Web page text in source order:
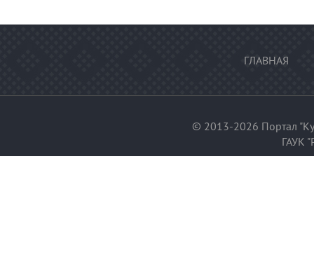
ГЛАВНАЯ
© 2013-2026 Портал
ГАУК